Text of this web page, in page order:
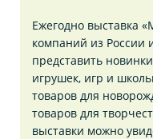
Ежегодно выставка
компаний из России
представить
игрушек, игр и
товаров для
товаров для
выставки можно